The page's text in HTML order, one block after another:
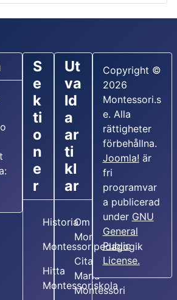
S
e
k
ti
o
n
e
r
Historia
Montessoripedagogik
Hitta
Montessoriskola
Ut
va
ld
a
ar
ti
kl
ar
Om Maria
Montessori
Citat av
Maria
Montessori
Copyright ©
2026
Montessori.s
e. Alla
rättigheter
förbehållna.
Joomla! är
fri
programvar
a publicerad
under GNU
General
Public
License.